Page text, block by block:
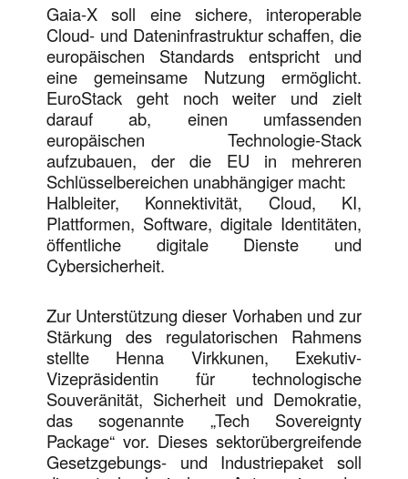
Gaia-X soll eine sichere, interoperable
Cloud- und Dateninfrastruktur schaffen, die
europäischen Standards entspricht und
eine gemeinsame Nutzung ermöglicht.
EuroStack geht noch weiter und zielt
darauf ab, einen umfassenden
europäischen Technologie-Stack
aufzubauen, der die EU in mehreren
Schlüsselbereichen unabhängiger macht:
Halbleiter, Konnektivität, Cloud, KI,
Plattformen, Software, digitale Identitäten,
öffentliche digitale Dienste und
Cybersicherheit.
Zur Unterstützung dieser Vorhaben und zur
Stärkung des regulatorischen Rahmens
stellte Henna Virkkunen, Exekutiv-
Vizepräsidentin für technologische
Souveränität, Sicherheit und Demokratie,
das sogenannte „Tech Sovereignty
Package“ vor. Dieses sektorübergreifende
Gesetzgebungs- und Industriepaket soll